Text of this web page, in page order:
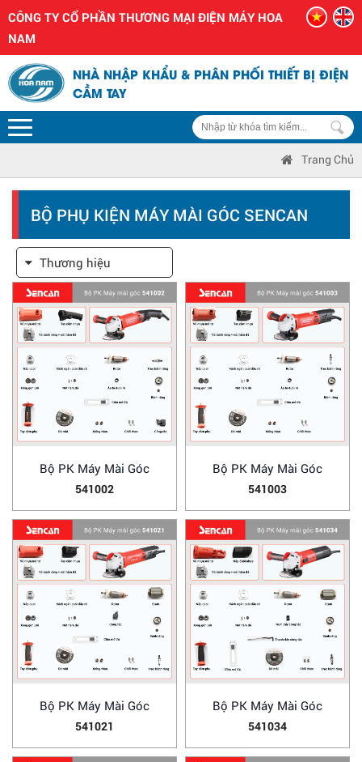
CÔNG TY CỔ PHẦN THƯƠNG MẠI ĐIỆN MÁY HOA
NAM
NHÀ NHẬP KHẨU & PHÂN PHỐI THIẾT BỊ ĐIỆN
CẦM TAY
Trang Chủ
BỘ PHỤ KIỆN MÁY MÀI GÓC SENCAN
Thương hiệu
Bộ PK Máy Mài Góc
541002
Bộ PK Máy Mài Góc
541003
Bộ PK Máy Mài Góc
541021
Bộ PK Máy Mài Góc
541034